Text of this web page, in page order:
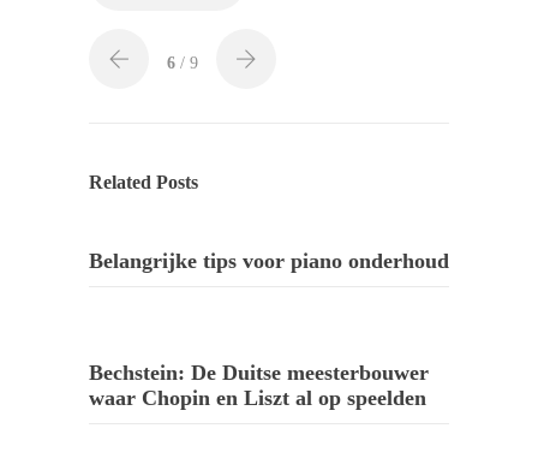
6 / 9
Related Posts
Belangrijke tips voor piano onderhoud
Bechstein: De Duitse meesterbouwer
waar Chopin en Liszt al op speelden